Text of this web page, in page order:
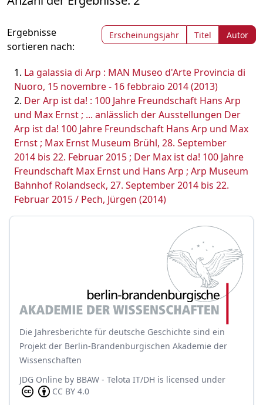
Ergebnisse
sortieren nach:
Erscheinungsjahr Titel Autor
La galassia di Arp : MAN Museo d'Arte Provincia di
Nuoro, 15 novembre - 16 febbraio 2014 (2013)
Der Arp ist da! : 100 Jahre Freundschaft Hans Arp
und Max Ernst ; ... anlässlich der Ausstellungen Der
Arp ist da! 100 Jahre Freundschaft Hans Arp und Max
Ernst ; Max Ernst Museum Brühl, 28. September
2014 bis 22. Februar 2015 ; Der Max ist da! 100 Jahre
Freundschaft Max Ernst und Hans Arp ; Arp Museum
Bahnhof Rolandseck, 27. September 2014 bis 22.
Februar 2015 / Pech, Jürgen (2014)
Die Jahresberichte für deutsche Geschichte sind ein
Projekt der Berlin-Brandenburgischen Akademie der
Wissenschaften
JDG Online by BBAW - Telota IT/DH is licensed under
CC BY 4.0